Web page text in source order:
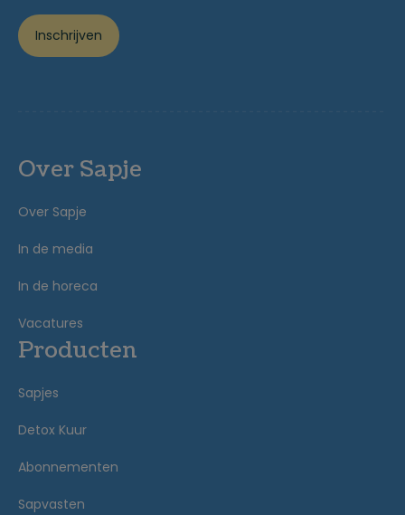
Inschrijven
Over Sapje
Over Sapje
In de media
In de horeca
Vacatures
Producten
Sapjes
Detox Kuur
Abonnementen
Sapvasten